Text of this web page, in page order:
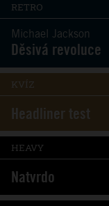
RETRO
Michael Jackson
Děsivá revoluce
KVÍZ
Headliner test
HEAVY
Natvrdo